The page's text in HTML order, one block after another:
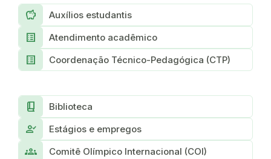
Savings Auxílios estudantis
List_Alt Atendimento acadêmico
List_Alt Coordenação Técnico-Pedagógica (CTP)
Book_2 Biblioteca
Person_Check Estágios e empregos
groups Comitê Olímpico Internacional (COI)